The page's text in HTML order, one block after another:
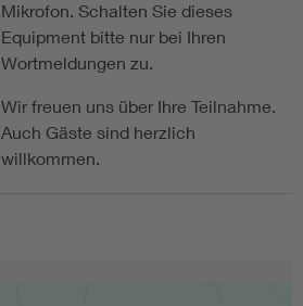
Mikrofon. Schalten Sie dieses
Equipment bitte nur bei Ihren
Wortmeldungen zu.
Wir freuen uns über Ihre Teilnahme.
Auch Gäste sind herzlich
willkommen.